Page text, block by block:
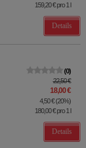
159,20 €pro 1 l
Details
0
22,50 €
18,00 €
4,50 €(20%)
180,00 €pro 1 l
Details